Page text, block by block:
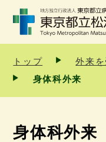
トップ
外来
身体科外来
身体科外来